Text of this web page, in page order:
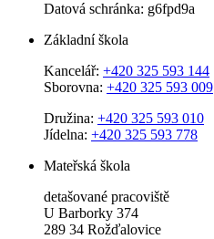
Datová schránka: g6fpd9a
Základní škola
Kancelář: +420 325 593 144
Sborovna: +420 325 593 009
Družina: +420 325 593 010
Jídelna: +420 325 593 778
Mateřská škola
detašované pracoviště
U Barborky 374
289 34 Rožďalovice